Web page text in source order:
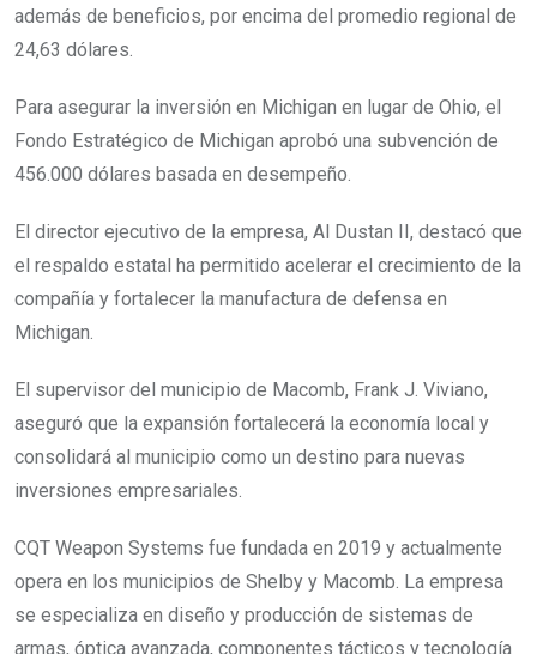
además de beneficios, por encima del promedio regional de
24,63 dólares.
Para asegurar la inversión en Michigan en lugar de Ohio, el
Fondo Estratégico de Michigan aprobó una subvención de
456.000 dólares basada en desempeño.
El director ejecutivo de la empresa, Al Dustan II, destacó que
el respaldo estatal ha permitido acelerar el crecimiento de la
compañía y fortalecer la manufactura de defensa en
Michigan.
El supervisor del municipio de Macomb, Frank J. Viviano,
aseguró que la expansión fortalecerá la economía local y
consolidará al municipio como un destino para nuevas
inversiones empresariales.
CQT Weapon Systems fue fundada en 2019 y actualmente
opera en los municipios de Shelby y Macomb. La empresa
se especializa en diseño y producción de sistemas de
armas, óptica avanzada, componentes tácticos y tecnología